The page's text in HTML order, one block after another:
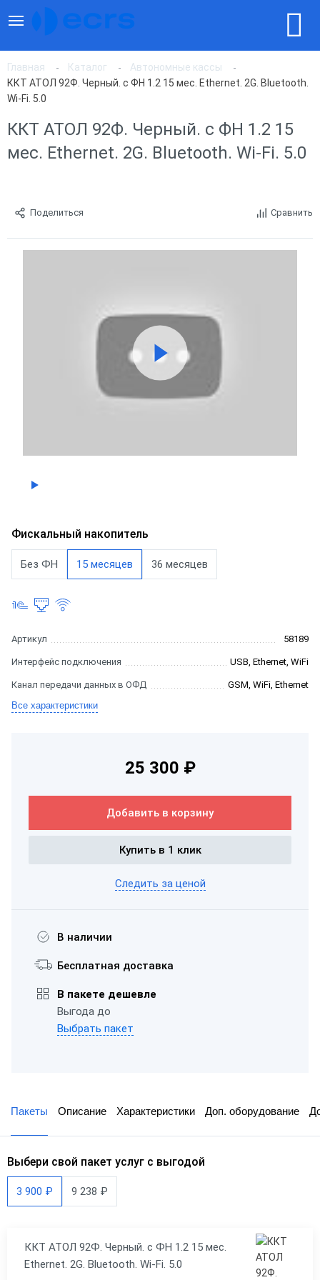
Главная Каталог
Автономные кассы
ККТ АТОЛ 92Ф. Черный. с ФН 1.2 15 мес. Ethernet. 2G. Bluetooth.
Wi-Fi. 5.0
ККТ АТОЛ 92Ф. Черный. с ФН 1.2 15
мес. Ethernet. 2G. Bluetooth. Wi-Fi. 5.0
Поделиться Сравнить
Фискальный накопитель
Без ФН 15 месяцев 36 месяцев
Артикул 58189
Интерфейс подключения USB, Ethernet, WiFi
Канал передачи данных в ОФД
GSM, WiFi, Ethernet
Все характеристики
25 300 ₽
Добавить в корзину
Купить в 1 клик
Следить за ценой
В наличии
Бесплатная доставка
В пакете дешевле
Выгода до
Выбрать пакет
Пакеты Описание Характеристики Доп. оборудование
Выбери свой пакет услуг с выгодой
3 900 ₽ 9 238 ₽
ККТ АТОЛ 92Ф. Черный. с ФН 1.2 15 мес.
Ethernet. 2G. Bluetooth. Wi-Fi. 5.0